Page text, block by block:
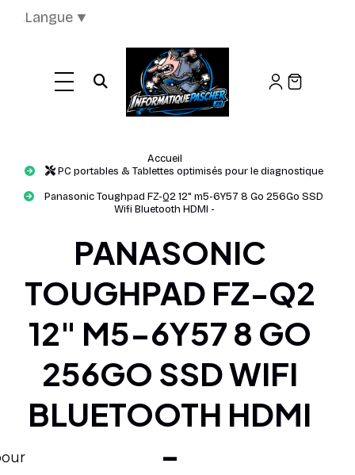
Ouvrir la recherche
Accueil
PC portables & Tablettes optimisés pour le diagnostique
Panasonic Toughpad FZ-Q2 12" m5-6Y57 8 Go 256Go SSD
Wifi Bluetooth HDMI -
PANASONIC
TOUGHPAD FZ-Q2
12" M5-6Y57 8 GO
256GO SSD WIFI
BLUETOOTH HDMI
-
Langue ▼